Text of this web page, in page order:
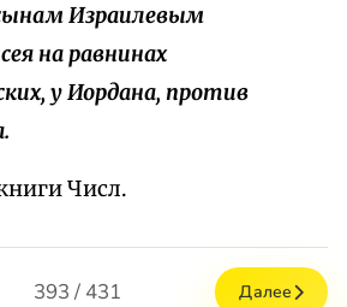
Израилевым
на равнинах
у Иордана, против
Числ.
393 / 431 Далее